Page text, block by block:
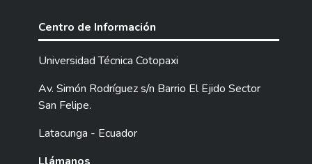
empleados y 378 clientes de las micro
empresas de la muestra en estudio. La
información obtenida permite establecer
estar muy de acuerdo en la aplicación de los
elementos intangibles, el 52,5 % de los
casos manifiestan estar de acuerdo. En
por los miembros de las microempresas, el
Centro de Información
Universidad Técnica Cotopaxi
Av. Simón Rodríguez s/n Barrio El Ejido Sector
San Felipe.
Latacunga - Ecuador